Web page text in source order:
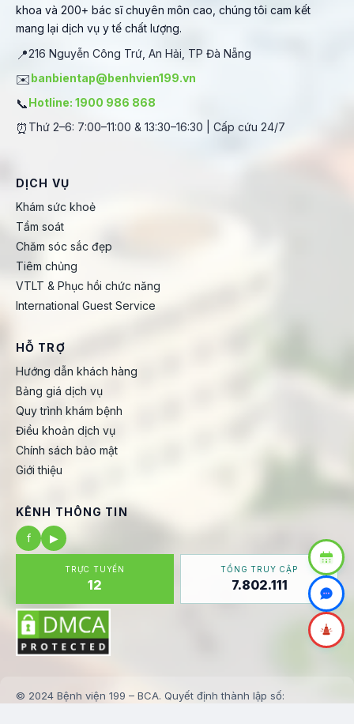
khoa và 200+ bác sĩ chuyên môn cao, chúng tôi cam kết
mang lại dịch vụ y tế chất lượng.
📍216 Nguyễn Công Trứ, An Hải, TP Đà Nẵng
✉️banbientap@benhvien199.vn
📞Hotline: 1900 986 868
⏰ Thứ 2–6: 7:00–11:00 & 13:30–16:30 | Cấp cứu 24/7
DỊCH VỤ
Khám sức khoẻ
Tầm soát
Chăm sóc sắc đẹp
Tiêm chủng
VTLT & Phục hồi chức năng
International Guest Service
HỖ TRỢ
Hướng dẫn khách hàng
Bảng giá dịch vụ
Quy trình khám bệnh
Điều khoản dịch vụ
Chính sách bảo mật
Giới thiệu
KÊNH THÔNG TIN
f
▶
TRỰC TUYẾN
12
TỔNG TRUY CẬP
7.802.111
© 2024 Bệnh viện 199 – BCA. Quyết định thành lập số: